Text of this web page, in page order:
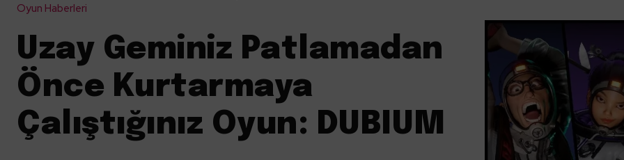
Oyun Haberleri
Uzay Geminiz Patlamadan
Önce Kurtarmaya
Çalıştığınız Oyun: DUBIUM